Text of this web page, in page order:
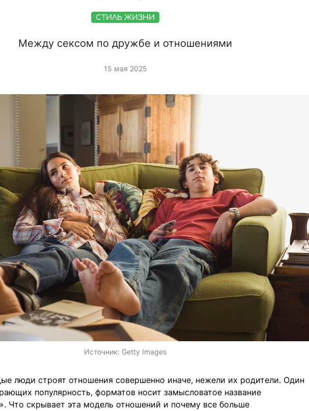
СТИЛЬ ЖИЗНИ
Между сексом по дружбе и отношениями
15 мая 2025
Источник: Getty Images
люди строят отношения совершенно иначе, нежели их родители. Один
популярность, форматов носит замысловатое название
Что скрывает эта модель отношений и почему все больше